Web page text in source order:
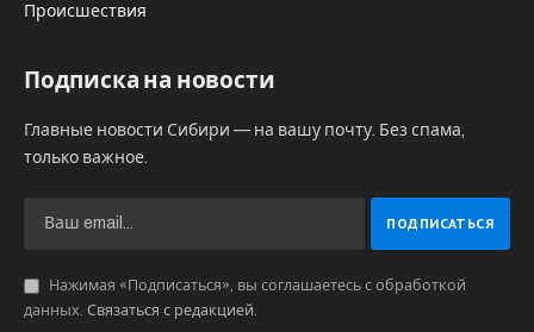
Происшествия
Подписка на новости
Главные новости Сибири — на вашу почту. Без спама,
только важное.
Нажимая «Подписаться», вы соглашаетесь с обработкой
данных. Связаться с редакцией